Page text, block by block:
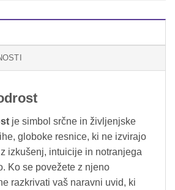
je simbol srčne in življenjske
globoke resnice, ki ne izvirajo
izkušenj, intuicije in notranjega
Ko se povežete z njeno
razkrivati vaš naravni uvid, ki